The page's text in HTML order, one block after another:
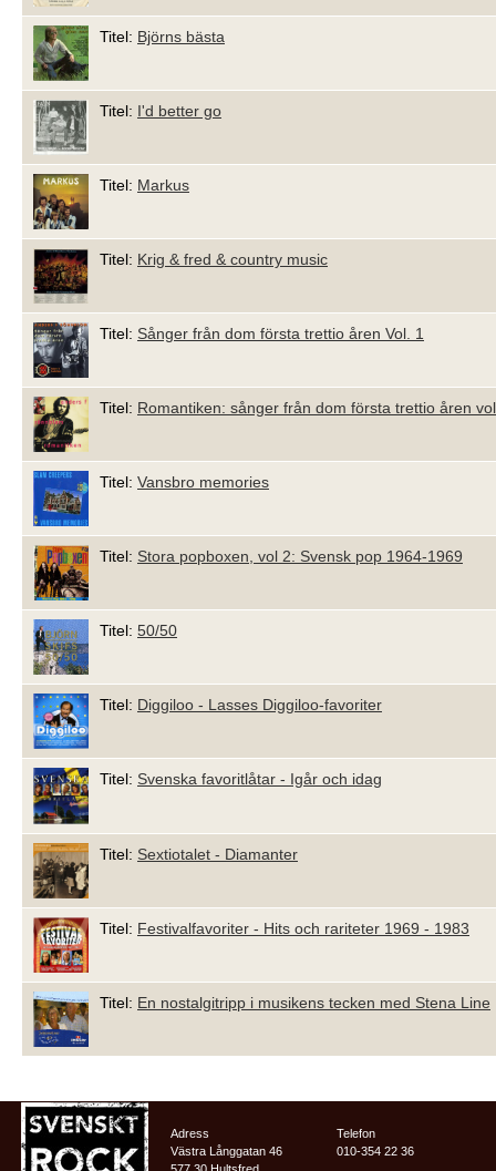
Titel: Björns bästa
Titel: I'd better go
Titel: Markus
Titel: Krig & fred & country music
Titel: Sånger från dom första trettio åren Vol. 1
Titel: Romantiken: sånger från dom första trettio åren
Titel: Vansbro memories
Titel: Stora popboxen, vol 2: Svensk pop 1964-1969
Titel: 50/50
Titel: Diggiloo - Lasses Diggiloo-favoriter
Titel: Svenska favoritlåtar - Igår och idag
Titel: Sextiotalet - Diamanter
Titel: Festivalfavoriter - Hits och rariteter 1969 - 1983
Titel: En nostalgitripp i musikens tecken med Stena Line
Adress
Västra Långgatan 46
Telefon
010-354 22 36